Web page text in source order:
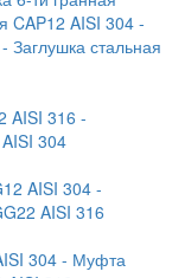
CAP12 AISI 304 -
- Заглушка стальная
AISI 316 -
304
AISI 304 -
AISI 316
304 - Муфта